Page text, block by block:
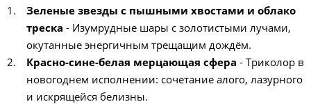
Зеленые звезды с пышными хвостами и облако
треска - Изумрудные шары с золотистыми лучами,
окутанные энергичным трещащим дождём.
Красно-сине-белая мерцающая сфера - Триколор в
новогоднем исполнении: сочетание алого, лазурного
и искрящейся белизны.